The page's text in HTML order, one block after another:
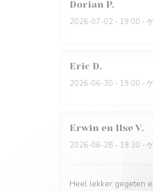
Dorian P
2026-07-02 - 19:00 -
Eric D
2026-06-30 - 19:00 -
Erwin en Ilse V
2026-06-28 - 19:30 -
Heel lekker gegeten